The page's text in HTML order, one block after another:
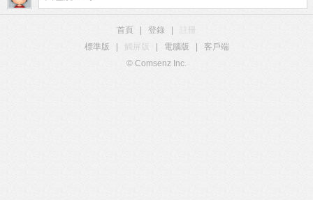
首頁 登錄
標準版
觸屏版 電腦版
客戶端
© Comsenz Inc.